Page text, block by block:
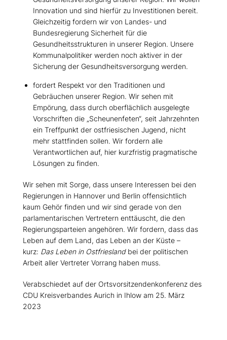
Innovation und sind hierfür zu Investitionen bereit.
Gleichzeitig fordern wir von Landes- und
Bundesregierung Sicherheit für die
Gesundheitsstrukturen in unserer Region. Unsere
Kommunalpolitiker werden noch aktiver in der
Sicherung der Gesundheitsversorgung werden.
fordert Respekt vor den Traditionen und
Gebräuchen unserer Region. Wir sehen mit
Empörung, dass durch oberflächlich ausgelegte
Vorschriften die „Scheunenfeten“, seit Jahrzehnten
ein Treffpunkt der ostfriesischen Jugend, nicht
mehr stattfinden sollen. Wir fordern alle
Verantwortlichen auf, hier kurzfristig pragmatische
Lösungen zu finden.
Wir sehen mit Sorge, dass unsere Interessen bei den
Regierungen in Hannover und Berlin offensichtlich
kaum Gehör finden und wir sind gerade von den
parlamentarischen Vertretern enttäuscht, die den
Regierungsparteien angehören. Wir fordern, dass das
Leben auf dem Land, das Leben an der Küste –
kurz: Das Leben in Ostfrieslandbei der politischen
Arbeit aller Vertreter Vorrang haben muss.
Verabschiedet auf der Ortsvorsitzendenkonferenz des
CDU Kreisverbandes Aurich in Ihlow am 25. März
2023